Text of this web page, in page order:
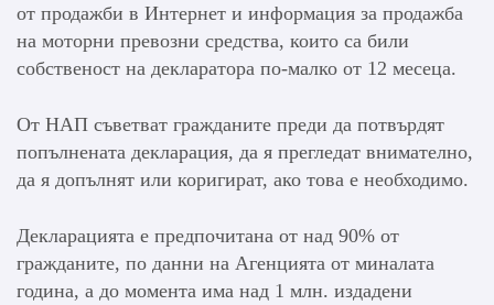
от продажби в Интернет и информация за продажба
на моторни превозни средства, които са били
собственост на декларатора по-малко от 12 месеца.
От НАП съветват гражданите преди да потвърдят
попълнената декларация, да я прегледат внимателно,
да я допълнят или коригират, ако това е необходимо.
Декларацията е предпочитана от над 90% от
гражданите, по данни на Агенцията от миналата
година, а до момента има над 1 млн. издадени